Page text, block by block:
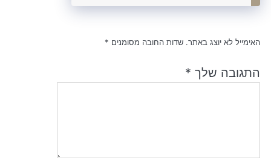
האימייל לא יוצג באתר. שדות החובה מסומנים *
התגובה שלך *